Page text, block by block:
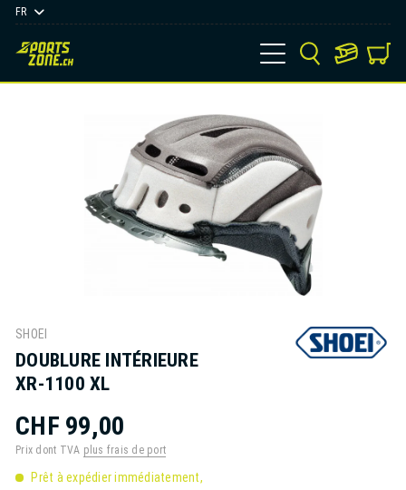
FR
SHOEI
DOUBLURE INTÉRIEURE
XR-1100 XL
CHF 99,00
Prix dont TVA plus frais de port
Prêt à expédier immédiatement,